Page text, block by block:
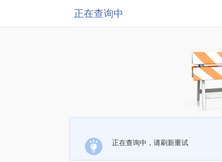
正在查询中
正在查询中，请刷新重试